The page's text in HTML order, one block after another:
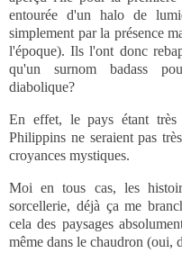
entourée d'un halo de
simplement par la présence
l'époque). Ils l'ont donc
qu'un surnom badass
diabolique?
En effet, le pays étant très
Philippins ne seraient pas
croyances mystiques.
Moi en tous cas, les
sorcellerie, déjà ça me
cela des paysages
même dans le chaudron (oui,